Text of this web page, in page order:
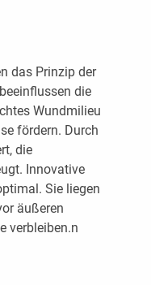
das Prinzip der
die
Wundmilieu
fördern. Durch
die
Innovative
Sie liegen
äußeren
­verbleiben.n